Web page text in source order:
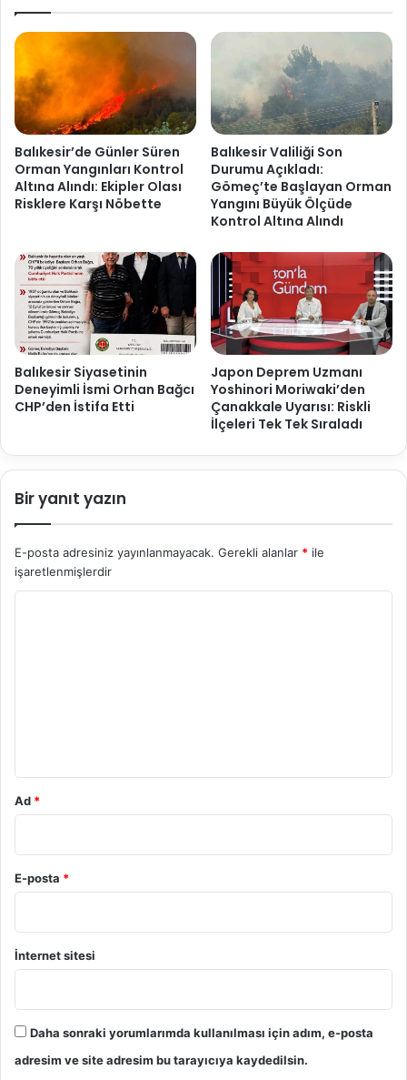
Balıkesir’de Günler Süren
Orman Yangınları Kontrol
Altına Alındı: Ekipler Olası
Risklere Karşı Nöbette
Balıkesir Valiliği Son
Durumu Açıkladı:
Gömeç’te Başlayan Orman
Yangını Büyük Ölçüde
Kontrol Altına Alındı
Balıkesir Siyasetinin
Deneyimli İsmi Orhan Bağcı
CHP’den İstifa Etti
Japon Deprem Uzmanı
Yoshinori Moriwaki’den
Çanakkale Uyarısı: Riskli
İlçeleri Tek Tek Sıraladı
Bir yanıt yazın
E-posta adresiniz yayınlanmayacak. Gerekli alanlar * ile
işaretlenmişlerdir
Ad *
E-posta *
İnternet sitesi
Daha sonraki yorumlarımda kullanılması için adım, e-posta
adresim ve site adresim bu tarayıcıya kaydedilsin.